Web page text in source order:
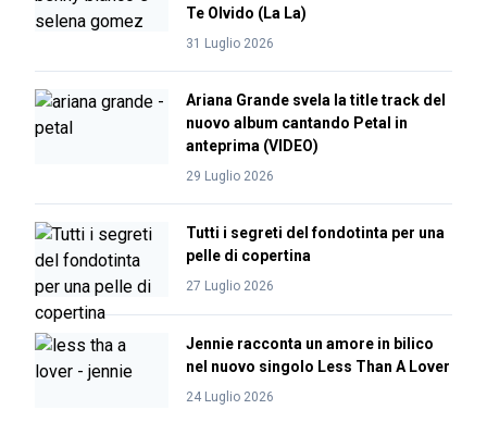
Te Olvido (La La)
31 Luglio 2026
Ariana Grande svela la title track del
nuovo album cantando Petal in
anteprima (VIDEO)
29 Luglio 2026
Tutti i segreti del fondotinta per una
pelle di copertina
27 Luglio 2026
Jennie racconta un amore in bilico
nel nuovo singolo Less Than A Lover
24 Luglio 2026